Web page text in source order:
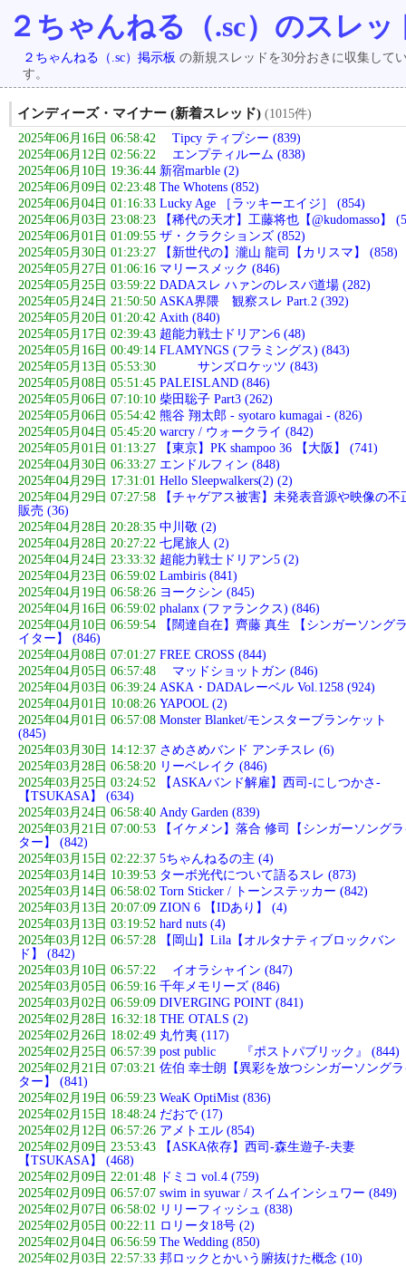
２ちゃんねる（.sc）のスレッ
２ちゃんねる（.sc）掲示板 の新規スレッドを30分おきに収集して
す。
インディーズ・マイナー (新着スレッド) (1015件)
2025年06月16日 06:58:42
Tipcy ティプシー (839)
2025年06月12日 02:56:22
エンプティルーム (838)
2025年06月10日 19:36:44 新宿marble (2)
2025年06月09日 02:23:48 The Whotens (852)
2025年06月04日 01:16:33 Lucky Age ［ラッキーエイジ］ (854)
2025年06月03日 23:08:23
【稀代の天才】工藤将也【@kudomasso】
2025年06月01日 01:09:55 ザ・クラクションズ (852)
2025年05月30日 01:23:27
【新世代の】瀧山 龍司【カリスマ】 (858)
2025年05月27日 01:06:16 マリースメック (846)
2025年05月25日 03:59:22 DADAスレ ハァンのレスバ道場 (282)
2025年05月24日 21:50:50 ASKA界隈 観察スレ Part.2 (392)
2025年05月20日 01:20:42 Axith (840)
2025年05月17日 02:39:43 超能力戦士ドリアン6 (48)
2025年05月16日 00:49:14 FLAMYNGS (フラミングス) (843)
2025年05月13日 05:53:30
サンズロケッツ (843)
2025年05月08日 05:51:45 PALEISLAND (846)
2025年05月06日 07:10:10 柴田聡子 Part3 (262)
2025年05月06日 05:54:42 熊谷 翔太郎 - syotaro kumagai - (826)
2025年05月04日 05:45:20 warcry / ウォークライ (842)
2025年05月01日 01:13:27
【東京】PK shampoo 36 【大阪】 (741)
2025年04月30日 06:33:27 エンドルフィン (848)
2025年04月29日 17:31:01 Hello Sleepwalkers(2) (2)
2025年04月29日 07:27:58
【チャゲアス被害】未発表音源や映像の不
販売 (36)
2025年04月28日 20:28:35 中川敬 (2)
2025年04月28日 20:27:22 七尾旅人 (2)
2025年04月24日 23:33:32 超能力戦士ドリアン5 (2)
2025年04月23日 06:59:02 Lambiris (841)
2025年04月19日 06:58:26 ヨークシン (845)
2025年04月16日 06:59:02 phalanx (ファランクス) (846)
2025年04月10日 06:59:54
【闊達自在】齊藤 真生 【シンガーソング
イター】 (846)
2025年04月08日 07:01:27 FREE CROSS (844)
2025年04月05日 06:57:48
マッドショットガン (846)
2025年04月03日 06:39:24 ASKA・DADAレーベル Vol.1258 (924)
2025年04月01日 10:08:26 YAPOOL (2)
2025年04月01日 06:57:08 Monster Blanket/モンスターブランケット
(845)
2025年03月30日 14:12:37 さめさめバンド アンチスレ (6)
2025年03月28日 06:58:20 リーベレイク (846)
2025年03月25日 03:24:52
【ASKAバンド解雇】西司-にしつかさ-
【TSUKASA】 (634)
2025年03月24日 06:58:40 Andy Garden (839)
2025年03月21日 07:00:53
【イケメン】落合 修司【シンガーソング
ター】 (842)
2025年03月15日 02:22:37 5ちゃんねるの主 (4)
2025年03月14日 10:39:53 ターボ光代について語るスレ (873)
2025年03月14日 06:58:02 Torn Sticker / トーンステッカー (842)
2025年03月13日 20:07:09 ZION 6 【IDあり】 (4)
2025年03月13日 03:19:52 hard nuts (4)
2025年03月12日 06:57:28
【岡山】Lila【オルタナティブロックバン
ド】 (842)
2025年03月10日 06:57:22
イオラシャイン (847)
2025年03月05日 06:59:16 千年メモリーズ (846)
2025年03月02日 06:59:09 DIVERGING POINT (841)
2025年02月28日 16:32:18 THE OTALS (2)
2025年02月26日 18:02:49 丸竹夷 (117)
2025年02月25日 06:57:39 post public 『ポストパブリック』 (844)
2025年02月21日 07:03:21 佐伯 幸士朗【異彩を放つシンガーソング
ター】 (841)
2025年02月19日 06:59:23 WeaK OptiMist (836)
2025年02月15日 18:48:24 だおで (17)
2025年02月12日 06:57:26 アメトエル (854)
2025年02月09日 23:53:43
【ASKA依存】西司-森生遊子-夫妻
【TSUKASA】 (468)
2025年02月09日 22:01:48
ドミコ vol.4 (759)
2025年02月09日 06:57:07 swim in syuwar / スイムインシュワー (849)
2025年02月07日 06:58:02 リリーフィッシュ (838)
2025年02月05日 00:22:11 ロリータ18号 (2)
2025年02月04日 06:56:59 The Wedding (850)
2025年02月03日 22:57:33 邦ロックとかいう腑抜けた概念 (10)